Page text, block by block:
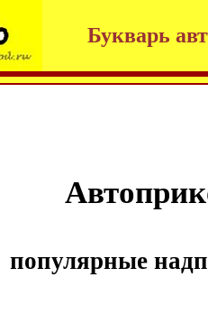
Букварь
популярные